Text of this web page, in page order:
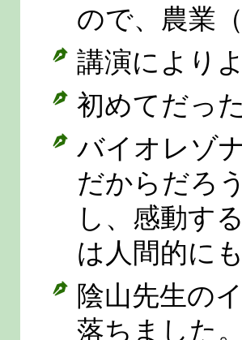
ので、農業
講演により
初めてだっ
バイオレゾ
だからだろ
し、感動す
は人間的に
陰山先生の
落ちました